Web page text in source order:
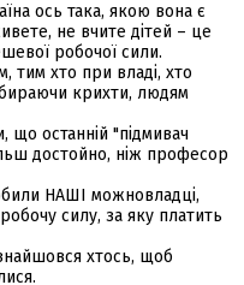
ось така, якою вона є
не вчите дітей – це
робочої сили.
тим хто при владі, хто
крихти, людям
що останній "підмивач
достойно, ніж професор
НАШІ можновладці,
силу, за яку платить
хтось, щоб